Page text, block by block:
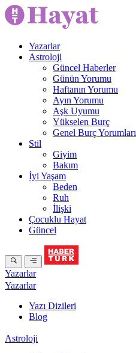
Yazarlar
Astroloji
Güncel Haberler
Günün Yorumu
Haftanın Yorumu
Ayın Yorumu
Aşk Uyumu
Yükselen Burç
Genel Burç Yorumları
Stil
Giyim
Bakım
İyi Yaşam
Beden
Ruh
İlişki
Çocuklu Hayat
Güncel
Yazarlar
Yazarlar
Yazı Dizileri
Blog
Astroloji